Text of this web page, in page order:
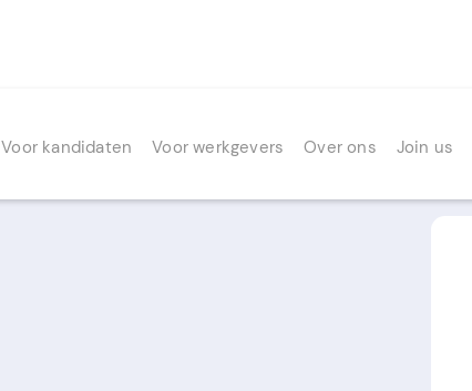
Voor kandidaten Voor werkgevers Over ons Join us